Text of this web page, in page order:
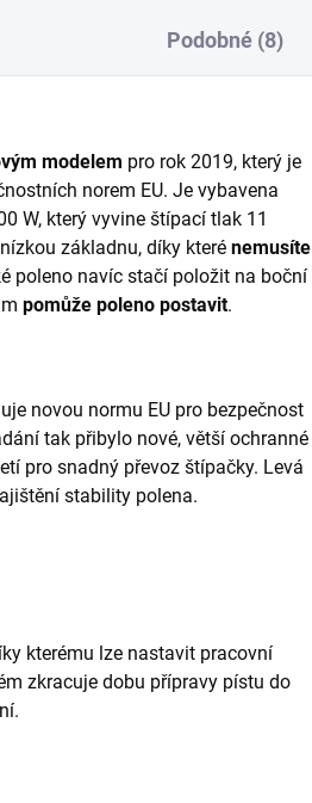
Podobné (8)
modelem pro rok 2019, který je
norem EU. Je vybavena
W, který vyvine štípací tlak 11
základnu, díky které nemusíte
poleno navíc stačí položit na boční
pomůže poleno postavit.
novou normu EU pro bezpečnost
tak přibylo nové, větší ochranné
pro snadný převoz štípačky. Levá
stability polena.
kterému lze nastavit pracovní
zkracuje dobu přípravy pístu do